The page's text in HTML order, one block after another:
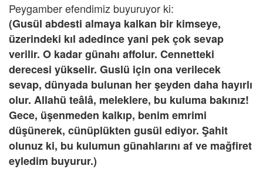
Peygamber efendimiz buyuruyor ki:
(Gusül abdesti almaya kalkan bir kimseye,
üzerindeki kıl adedince yani pek çok sevap
verilir. O kadar günahı affolur. Cennetteki
derecesi yükselir. Guslü için ona verilecek
sevap, dünyada bulunan her şeyden daha hayırlı
olur. Allahü teâlâ, meleklere, bu kuluma bakınız!
Gece, üşenmeden kalkıp, benim emrimi
düşünerek, cünüplükten gusül ediyor. Şahit
olunuz ki, bu kulumun günahlarını af ve mağfiret
eyledim buyurur.)